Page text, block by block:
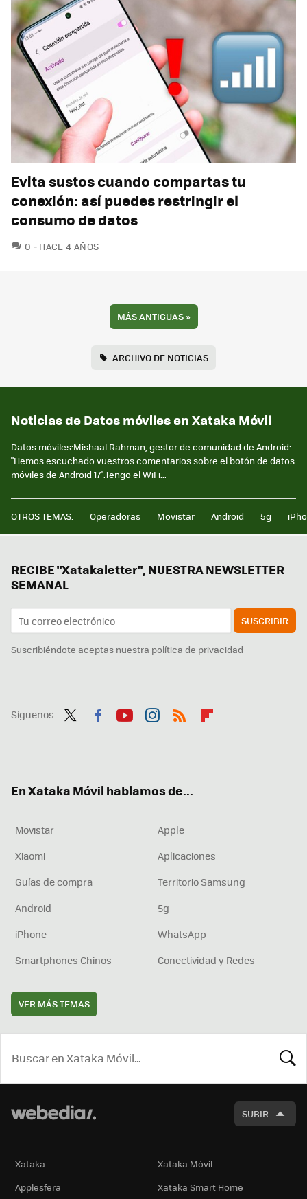
Evita sustos cuando compartas tu
conexión: así puedes restringir el
consumo de datos
0 COMENTARIOS
HACE 4 AÑOS
MÁS ANTIGUAS»
ARCHIVO DE NOTICIAS
Noticias de Datos móviles en Xataka Móvil
Datos móviles:Mishaal Rahman, gestor de comunidad de Android:
"Hemos escuchado vuestros comentarios sobre el botón de datos
móviles de Android 17".Tengo el WiFi...
OTROS TEMAS: Operadoras Movistar Android 5g
RECIBE "Xatakaletter", NUESTRA NEWSLETTER
SEMANAL
SUSCRIBIR
Suscribiéndote aceptas nuestra política de privacidad
Síguenos
En Xataka Móvil hablamos de...
Movistar
Apple
Xiaomi
Aplicaciones
Guías de compra
Territorio Samsung
Android
5g
iPhone
WhatsApp
Smartphones Chinos
Conectividad y Redes
VER MÁS TEMAS
SUBIR
Xataka
Xataka Móvil
Applesfera
Xataka Smart Home